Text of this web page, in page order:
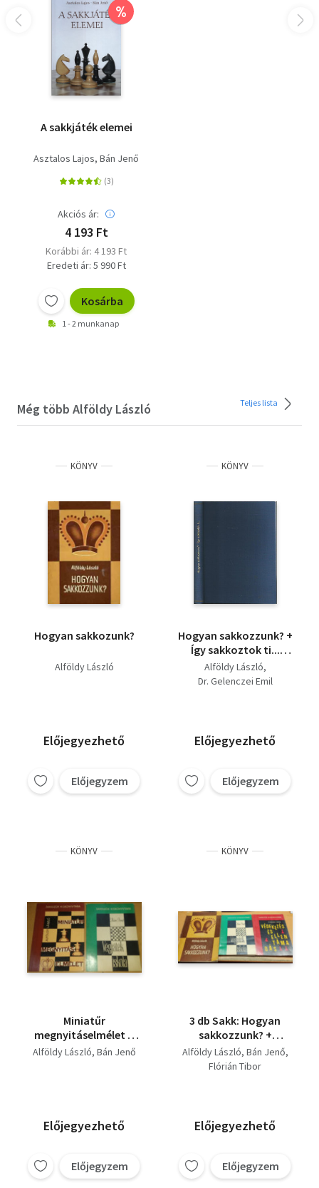
%
A sakkjáték elemei
Asztalos Lajos Bán Jenő
Akciós ár:
4 193 Ft
Korábbi ár: 4 193 Ft
Eredeti ár: 5 990 Ft
Kosárba
1 - 2 munkanap
Még több Alföldy László Teljes lista
KÖNYV
Hogyan sakkozunk?
Alföldy László
Előjegyezhető
Előjegyzem
KÖNYV
Hogyan sakkozzunk? +
Így sakkoztok ti...
(egybekötve)
Alföldy László
Dr. Gelenczei Emil
Előjegyezhető
Előjegyzem
KÖNYV
Miniatűr
megnyitáselmélet +
Végjáték iskola (2
Alföldy László Bán Jenő
Előjegyezhető
Előjegyzem
KÖNYV
3 db Sakk: Hogyan
sakkozzunk? +
Védekezés és
ellentámadás +
Alföldy László Bán Jenő
Flórián Tibor
Előjegyezhető
Előjegyzem